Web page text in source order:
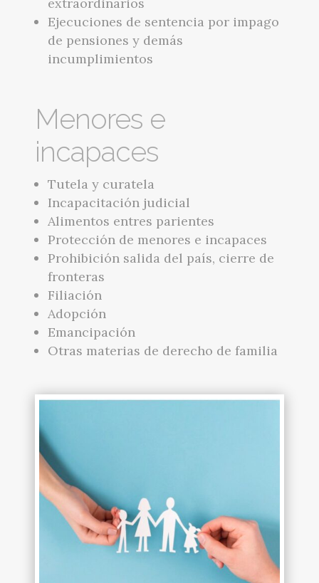
Ejecuciones de sentencia por impago
de pensiones y demás
incumplimientos
Menores e
incapaces
Tutela y curatela
Incapacitación judicial
Alimentos entres parientes
Protección de menores e incapaces
Prohibición salida del país, cierre de
fronteras
Filiación
Adopción
Emancipación
Otras materias de derecho de familia